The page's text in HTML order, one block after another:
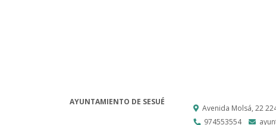
AYUNTAMIENTO DE SESUÉ
Avenida Molsá, 22
974553554